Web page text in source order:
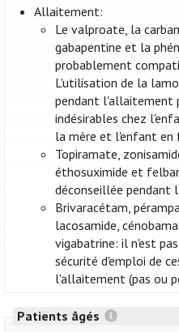
Allaitement:
Le valproate, la
gabapentine et la
probablement
L'utilisation de la
pendant l'allaitement
indésirables chez
la mère et l'enfant en
Topiramate,
éthosuximide et
déconseillée pendant
Brivaracétam,
lacosamide,
vigabatrine: il n'est
sécurité d'emploi de
l'allaitement (pas ou
Patients âgés